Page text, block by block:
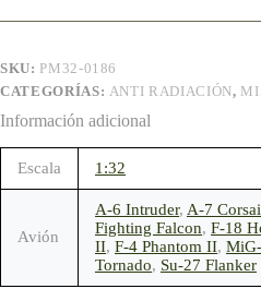
SKU: PM32-0186
CATEGORÍAS: ANTI RADIACIÓN,
Información adicional
Escala 1:32
Avión
A-6 Intruder, A-7
Fighting Falcon, F-18
II, F-4 Phantom II,
Tornado, Su-27 Flanker